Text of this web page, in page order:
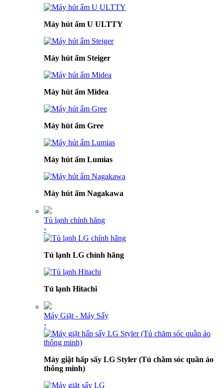
Máy hút ẩm U ULTTY
Máy hút ẩm Steiger
Máy hút ẩm Midea
Máy hút ẩm Gree
Máy hút ẩm Lumias
Máy hút ẩm Nagakawa
Tủ lạnh chính hãng
›
Tủ lạnh LG chính hãng
Tủ lạnh Hitachi
Máy Giặt - Máy Sấy
›
Máy giặt hấp sấy LG Styler (Tủ chăm sóc quần áo
thông minh)